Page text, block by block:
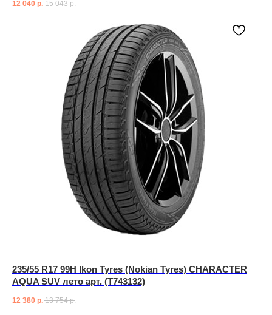
12 040 р. 15 043 р.
235/55 R17 99H Ikon Tyres (Nokian Tyres) CHARACTER
AQUA SUV лето арт. (T743132)
12 380 р. 13 754 р.